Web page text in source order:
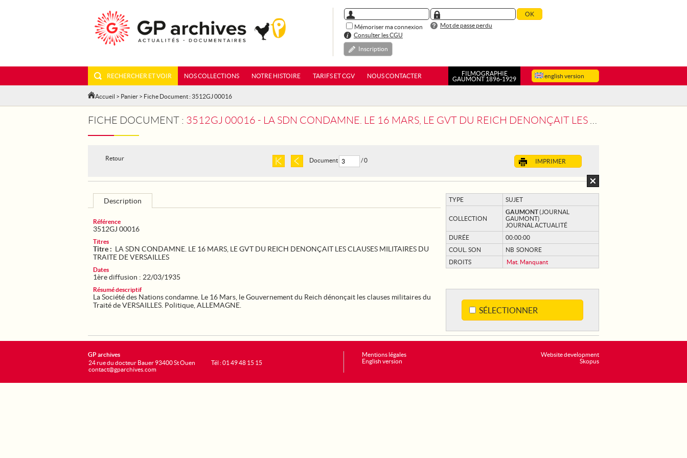
Mémoriser ma connexion
Mot de passe perdu
Consulter les CGU
Inscription
english version
RECHERCHER ET VOIR NOS COLLECTIONS NOTRE HISTOIRE TARIFS ET CGV NOUS CONTACTER
FILMOGRAPHIE
GAUMONT 1896-1929
Accueil > Panier > Fiche Document : 3512GJ 00016
FICHE DOCUMENT : 3512GJ 00016 - LA SDN CONDAMNE. LE 16 MARS, LE GVT DU REICH DENONÇAIT LES CLAUSES MILITAIRES DU TRAITE DE VERSAILLES
Retour IMPRIMER
Document / 0
TYPE SUJET
COLLECTION
GAUMONT(JOURNAL
GAUMONT)
JOURNAL ACTUALITÉ
DURÉE
00:00:00
COUL. SON
NB SONORE
DROITS
Mat. Manquant
SÉLECTIONNER
Description
Référence
3512GJ 00016
Titres
Titre : LA SDN CONDAMNE. LE 16 MARS, LE GVT DU REICH DENONÇAIT LES CLAUSES MILITAIRES DU
TRAITE DE VERSAILLES
Dates
1ère diffusion : 22/03/1935
Résumé descriptif
La Société des Nations condamne. Le 16 Mars, le Gouvernement du Reich dénonçait les clauses militaires du
Traité de VERSAILLES. Politique, ALLEMAGNE.
Website development
Skopus
GP archives
24 rue du docteur Bauer 93400 St Ouen
contact@gparchives.com
Tél : 01 49 48 15 15
Mentions légales
English version